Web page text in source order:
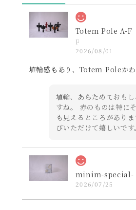
Totem Pole A-F
F
2026/08/01
埴輪感もあり、Totem Poleかわ
埴輪、あらためておも
すね。 赤のものは特に
も見えるところがあり
びいただけて嬉しいです
minim-special-
2026/07/25
コンパクトかつデザインの良い